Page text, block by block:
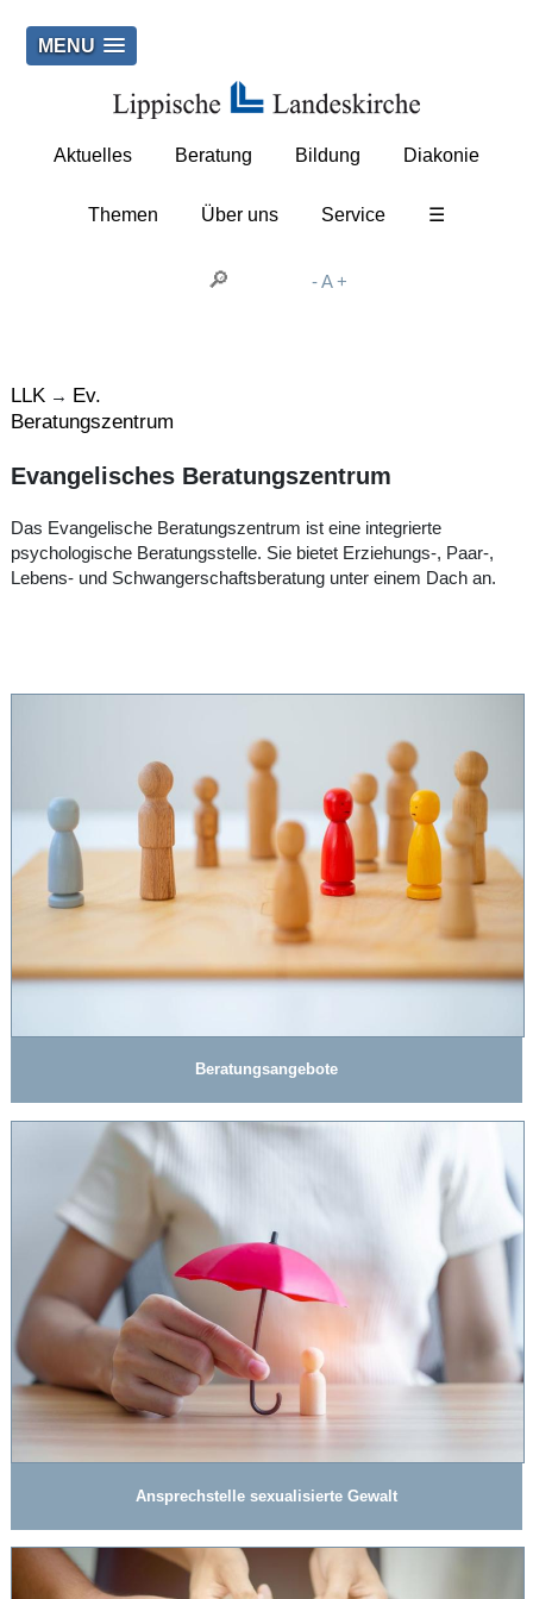
MENU
Aktuelles Beratung Bildung Diakonie
Themen Über uns Service ☰
-A+
LLK→ Ev.
Beratungszentrum
Evangelisches Beratungszentrum
Das Evangelische Beratungszentrum ist eine integrierte
psychologische Beratungsstelle. Sie bietet Erziehungs-, Paar-,
Lebens- und Schwangerschaftsberatung unter einem Dach an.
Beratungsangebote
Ansprechstelle sexualisierte Gewalt